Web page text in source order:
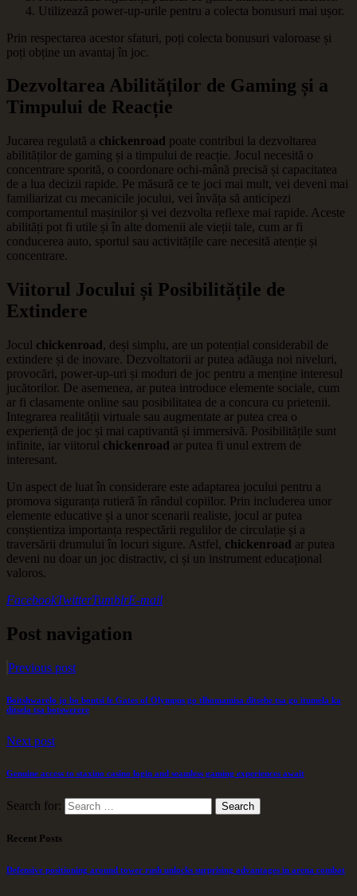
Utilizează power-up-urile pentru a colecta bonusuri mai ușor.
Prin respectarea acestor sfaturi, poți colecta bonusuri valoroase și
poți obține un avantaj în joc.
Dezvoltarea Abilităților de Gaming și a
Timpului de Reacție
Jucarea regulată a chickenroad poate contribui la dezvoltarea
abilităților de gaming și a timpului de reacție. Jocul necesită o
concentrare sporită, o coordonare ochi-mână precisă și capacitatea
de a lua decizii rapide. Pe măsură ce te joci mai mult, vei deveni mai
familiarizat cu mecanicile jocului, vei învăța să anticipezi
comportamentul mașinilor și vei dezvolta reflexe mai rapide. Aceste
abilități pot fi utile și în alte domenii ale vieții tale, cum ar fi
conducerea auto, sportul sau activitățile care necesită atenție și
concentrare.
Viitorul Jocului și Posibilitățile de
Extindere
Jocul chickenroad, deși simplu, are un potențial considerabil de
extindere și de inovare. Dezvoltatorii ar putea adăuga noi niveluri,
provocări, power-up-uri și moduri de joc pentru a menține interesul
jucătorilor. De asemenea, ar putea introduce elemente sociale, cum
ar fi clasamente online sau posibilitatea de a concura cu prietenii.
Integrarea realității virtuale sau augmentate ar putea crea o
experiență de joc și mai captivantă și immersivă. Posibilitățile sunt
infinite, iar viitorul chickenroad ar putea fi unul extrem de
interesant.
Un aspect de luat în considerare este adaptarea jocului pentru a
promova siguranța rutieră în rândul copiilor. Prin includerea unor
elemente educative și a unor scenarii realiste, jocul ar putea
conștientiza importanța respectării regulilor de circulație și a
traversării drumului în locuri sigure. Astfel, chickenroad ar putea
deveni nu doar un joc distractiv, ci și un instrument educațional
valoros.
FacebookTwitterTumblrE-mail
Post navigation
Previous post
Boitshwarelo jo bo bontsi le Gates of Olympus go tlhomamisa ditsebe tsa go itumela ka
ditsela tsa botswerere
Next post
Genuine access to staxino casino login and seamless gaming experiences await
Search for:
Recent Posts
Defensive positioning around tower rush unlocks surprising advantages in arena combat